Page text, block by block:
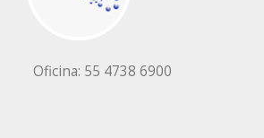
Oficina: 55 4738 6900